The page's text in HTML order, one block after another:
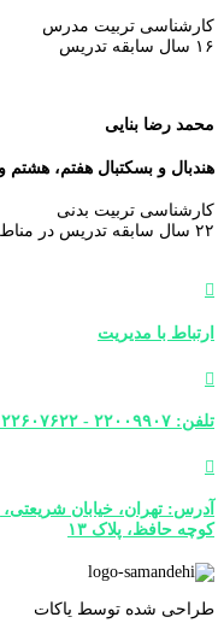
کارشناسی تربیت مدرس
۱۶ سال سابقه تدریس
محمد رضا بنایی
هندبال و بسکتبال هفتم، هشتم
کارشناسی تربیت بدنی
۲۲ سال سابقه تدریس در مناطق ۱ و ۳

ارتباط با مدیریت

تلفن: ۲۲۰۰۹۹۰۷ - ۲۲۶۰۷۶۲۲ - ۲۲۶۰۴۰۷۰ (۰۲۱)

آدرس: تهران، خیابان شریعتی،
کوچه حافظ، پلاک ۱۳
طراحی شده توسط یاکات